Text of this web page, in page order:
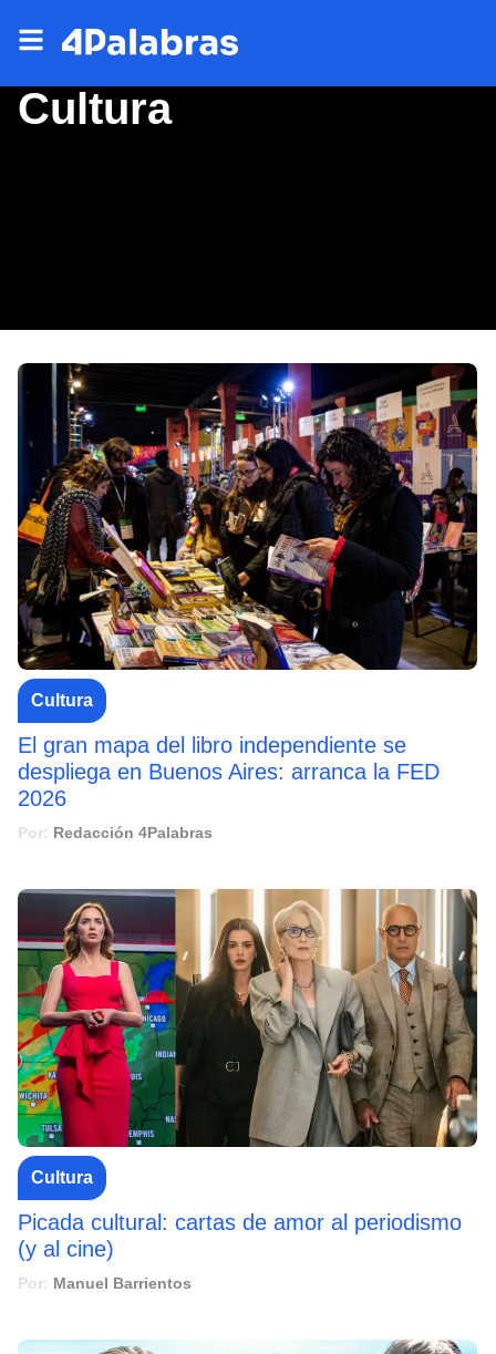
Cultura
Cultura
El gran mapa del libro independiente se
despliega en Buenos Aires: arranca la FED
2026
Por: Redacción 4Palabras
Cultura
Picada cultural: cartas de amor al periodismo
(y al cine)
Por: Manuel Barrientos